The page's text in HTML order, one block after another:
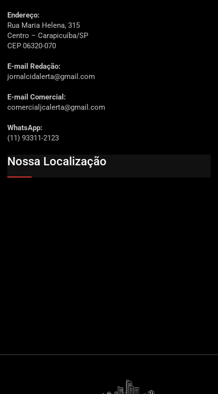
Endereço:
Rua Maria Helena, 315
Centro – Carapicuíba/SP
CEP 06320-070
E-mail Redação:
jornalcidalerta@gmail.com
E-mail Comercial:
comercialjcalerta@gmail.com
WhatsApp:
(11) 93311-2123
Nossa Localização